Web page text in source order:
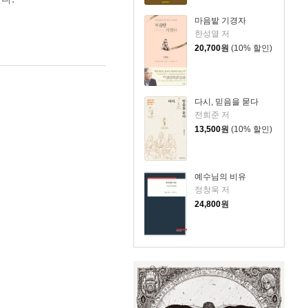
마음밭 기경자
한성열 저
20,700원 (10% 할인)
다시, 믿음을 묻다
전희준 저
13,500원 (10% 할인)
예수님의 비유
정창욱 저
24,800원